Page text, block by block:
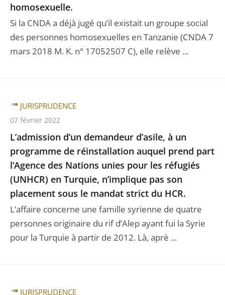
homosexuelle.
Si la CNDA a déjà jugé qu’il existait un groupe social
des personnes homosexuelles en Tanzanie (CNDA 7
mars 2018 M. K. n° 17052507 C), elle relève ...
L’admission d’un demandeur d’asile, à un
programme de réinstallation auquel prend part
l’Agence des Nations unies pour les réfugiés
(UNHCR) en Turquie, n’implique pas son
placement sous le mandat strict du HCR.
L’affaire concerne une famille syrienne de quatre
personnes originaire du rif d’Alep ayant fui la Syrie
pour la Turquie à partir de 2012. Là, aprè ...
JURISPRUDENCE
07 février 2022
JURISPRUDENCE